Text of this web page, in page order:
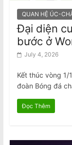
QUAN HỆ ÚC-
Đại diện
bước ở
July 4, 2026
Kết thúc vòng 1/
đoàn Bóng đá
Đọc Thêm